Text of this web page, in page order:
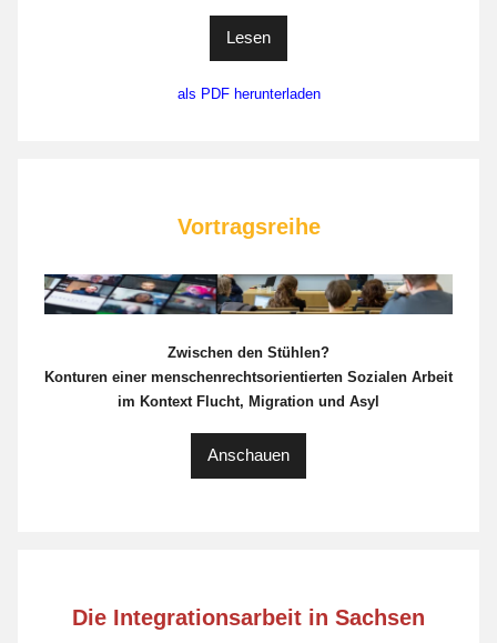
Lesen
als PDF herunterladen
Vortragsreihe
Zwischen den Stühlen?
Konturen einer menschenrechtsorientierten Sozialen Arbeit
im Kontext Flucht, Migration und Asyl
Anschauen
Die Integrationsarbeit in Sachsen